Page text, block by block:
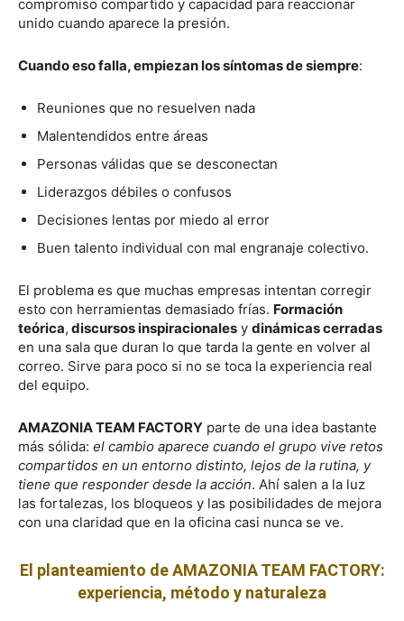
compromiso compartido y capacidad para reaccionar
unido cuando aparece la presión.
Cuando eso falla, empiezan los síntomas de siempre:
Reuniones que no resuelven nada
Malentendidos entre áreas
Personas válidas que se desconectan
Liderazgos débiles o confusos
Decisiones lentas por miedo al error
Buen talento individual con mal engranaje colectivo.
El problema es que muchas empresas intentan corregir
esto con herramientas demasiado frías. Formación
teórica, discursos inspiracionales y dinámicas cerradas
en una sala que duran lo que tarda la gente en volver al
correo. Sirve para poco si no se toca la experiencia real
del equipo.
AMAZONIA TEAM FACTORY parte de una idea bastante
más sólida: el cambio aparece cuando el grupo vive retos
compartidos en un entorno distinto, lejos de la rutina, y
tiene que responder desde la acción. Ahí salen a la luz
las fortalezas, los bloqueos y las posibilidades de mejora
con una claridad que en la oficina casi nunca se ve.
El planteamiento de AMAZONIA TEAM FACTORY:
experiencia, método y naturaleza